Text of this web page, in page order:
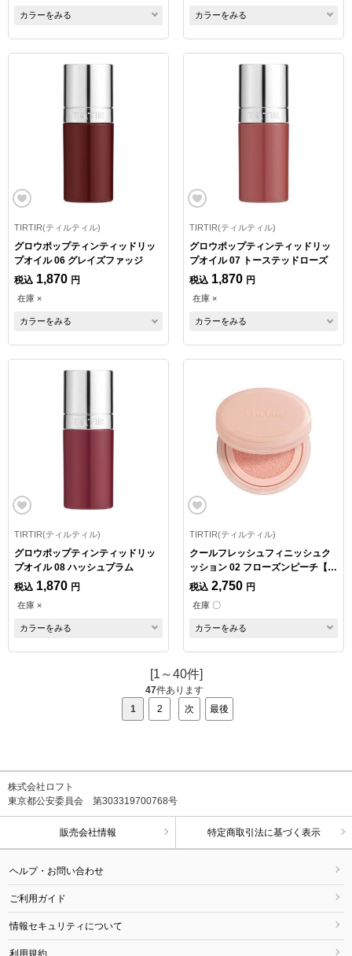
カラーをみる カラーをみる
TIRTIR(ティルティル)
グロウポップティンティッドリッ
プオイル 06 グレイズファッジ
税込 1,870 円
在庫 ×
カラーをみる
TIRTIR(ティルティル)
グロウポップティンティッドリッ
プオイル 07 トーステッドローズ
税込 1,870 円
在庫 ×
カラーをみる
TIRTIR(ティルティル)
グロウポップティンティッドリッ
プオイル 08 ハッシュプラム
税込 1,870 円
在庫 ×
カラーをみる
TIRTIR(ティルティル)
クールフレッシュフィニッシュク
ッション 02 フローズンピーチ【数
量限定】
税込 2,750 円
在庫 〇
カラーをみる
[1～40件]
47件あります
1
2 次 最後
株式会社ロフト
東京都公安委員会 第303319700768号
販売会社情報 特定商取引法に基づく表示
ヘルプ・お問い合わせ
ご利用ガイド
情報セキュリティについて
利用規約